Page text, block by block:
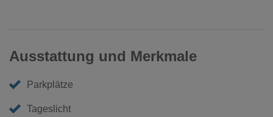
Ausstattung und Merkmale
Parkplätze
Tageslicht